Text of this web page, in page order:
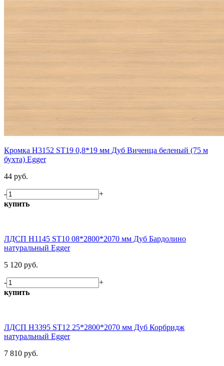
Кромка H3152 ST19 0,8*19 мм Дуб Виченца беленый (75 м
бухта) Egger
44 руб.
-
+
купить
ЛДСП H1145 ST10 08*2800*2070 мм Дуб Бардолино
натуральный Egger
5 120 руб.
-
+
купить
ЛДСП H3395 ST12 25*2800*2070 мм Дуб Корбридж
натуральный Egger
7 810 руб.